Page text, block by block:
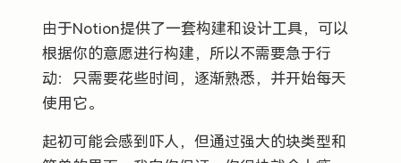
由于Notion提供了一套构建和设计工具，可以
根据你的意愿进行构建，所以不需要急于行
动：只需要花些时间，逐渐熟悉，并开始每天
使用它。
起初可能会感到吓人，但通过强大的块类型和